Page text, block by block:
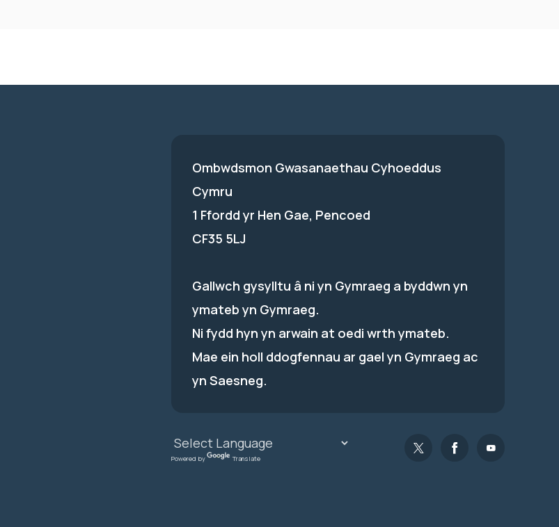
Ombwdsmon Gwasanaethau Cyhoeddus
Cymru
1 Ffordd yr Hen Gae, Pencoed
CF35 5LJ
Gallwch gysylltu â ni yn Gymraeg a byddwn yn
ymateb yn Gymraeg.
Ni fydd hyn yn arwain at oedi wrth ymateb.
Mae ein holl ddogfennau ar gael yn Gymraeg ac
yn Saesneg.
Powered by Translate